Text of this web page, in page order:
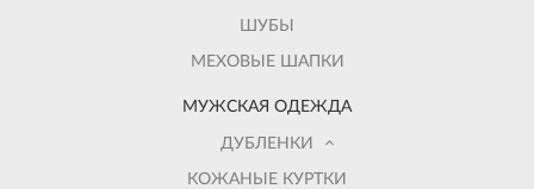
ШУБЫ
МЕХОВЫЕ ШАПКИ
МУЖСКАЯ ОДЕЖДА
ДУБЛЕНКИ
КОЖАНЫЕ КУРТКИ